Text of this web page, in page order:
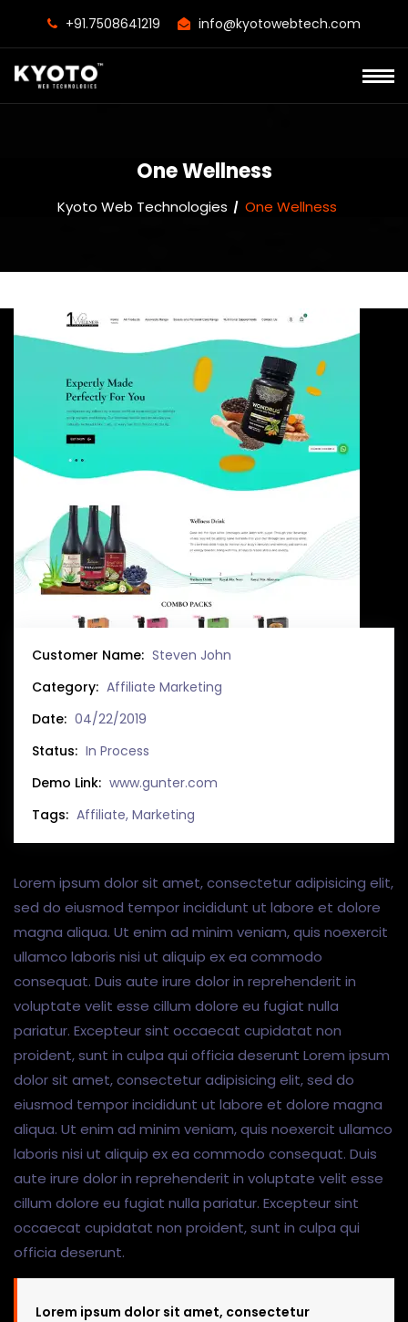
+91.7508641219 info@kyotowebtech.com
One Wellness
Kyoto Web Technologies One Wellness
Customer Name: Steven John
Category: Affiliate Marketing
Date: 04/22/2019
Status: In Process
Demo Link: www.gunter.com
Tags: Affiliate, Marketing
Lorem ipsum dolor sit amet, consectetur adipisicing elit,
sed do eiusmod tempor incididunt ut labore et dolore
magna aliqua. Ut enim ad minim veniam, quis noexercit
ullamco laboris nisi ut aliquip ex ea commodo
consequat. Duis aute irure dolor in reprehenderit in
voluptate velit esse cillum dolore eu fugiat nulla
pariatur. Excepteur sint occaecat cupidatat non
proident, sunt in culpa qui officia deserunt Lorem ipsum
dolor sit amet, consectetur adipisicing elit, sed do
eiusmod tempor incididunt ut labore et dolore magna
aliqua. Ut enim ad minim veniam, quis noexercit ullamco
laboris nisi ut aliquip ex ea commodo consequat. Duis
aute irure dolor in reprehenderit in voluptate velit esse
cillum dolore eu fugiat nulla pariatur. Excepteur sint
occaecat cupidatat non proident, sunt in culpa qui
officia deserunt.
Lorem ipsum dolor sit amet, consectetur